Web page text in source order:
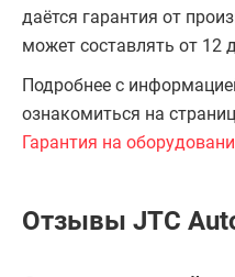
даётся гарантия от
может составлять от 12
Подробнее с
ознакомиться на
Гарантия на
Отзывы JTC